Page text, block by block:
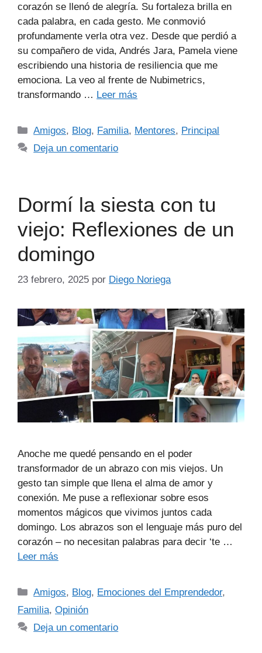
corazón se llenó de alegría. Su fortaleza brilla en
cada palabra, en cada gesto. Me conmovió
profundamente verla otra vez. Desde que perdió a
su compañero de vida, Andrés Jara, Pamela viene
escribiendo una historia de resiliencia que me
emociona. La veo al frente de Nubimetrics,
transformando … Leer más
Amigos, Blog, Familia, Mentores, Principal
Deja un comentario
Dormí la siesta con tu
viejo: Reflexiones de un
domingo
23 febrero, 2025 por Diego Noriega
Anoche me quedé pensando en el poder
transformador de un abrazo con mis viejos. Un
gesto tan simple que llena el alma de amor y
conexión. Me puse a reflexionar sobre esos
momentos mágicos que vivimos juntos cada
domingo. Los abrazos son el lenguaje más puro del
corazón – no necesitan palabras para decir ‘te …
Leer más
Amigos, Blog, Emociones del Emprendedor,
Familia, Opinión
Deja un comentario